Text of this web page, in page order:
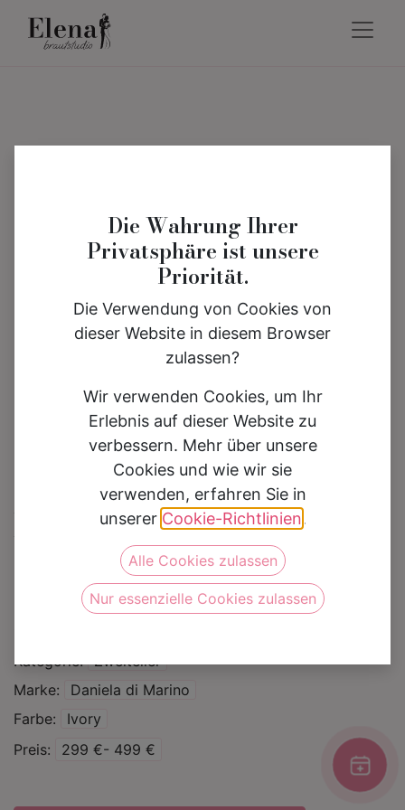
Braut Top 6489
Auf die Wunschliste
Kategorie
Zweiteiler
Marke
Daniela di Marino
Farbe
Ivory
Preis
299 €- 499 €
Die Wahrung Ihrer
Privatsphäre ist unsere
Priorität.
Die Verwendung von Cookies von
dieser Website in diesem Browser
zulassen?
Wir verwenden Cookies, um Ihr
Erlebnis auf dieser Website zu
verbessern. Mehr über unsere
Cookies und wie wir sie
verwenden, erfahren Sie in
unserer Cookie-Richtlinien.
Alle Cookies zulassen
Nur essenzielle Cookies zulassen